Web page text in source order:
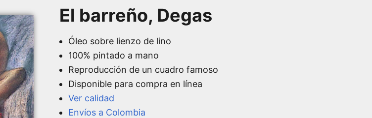
El barreño, Degas
Óleo sobre lienzo de lino
100% pintado a mano
Reproducción de un cuadro famoso
Disponible para compra en línea
Ver calidad
Envíos a Colombia